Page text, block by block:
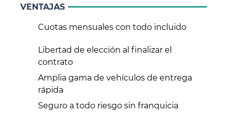
VENTAJAS
Cuotas mensuales con todo incluido
Libertad de elección al finalizar el
contrato
Amplia gama de vehículos de entrega
rápida
Seguro a todo riesgo sin franquicia